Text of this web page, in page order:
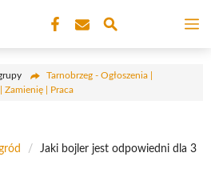
Tarnobrzeg - Ogłoszenia |
Zamienię | Praca
/
Jaki bojler jest odpowiedni dla 3